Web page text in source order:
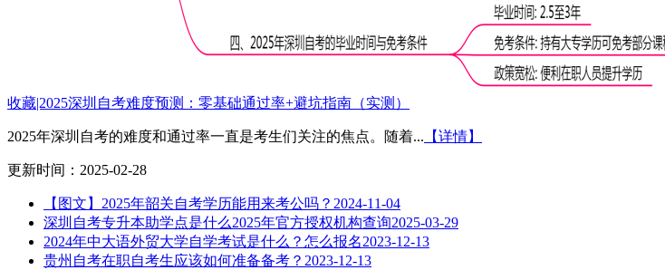
收藏|2025深圳自考难度预测：零基础通过率+避坑指南（实测）
2025年深圳自考的难度和通过率一直是考生们关注的焦点。随着... 【详情】
更新时间：2025-02-28
【图文】2025年韶关自考学历能用来考公吗？ 2024-11-04
深圳自考专升本助学点是什么2025年官方授权机构查询2025-03-29
2024年中大语外贸大学自学考试是什么？怎么报名2023-12-13
贵州自考在职自考生应该如何准备备考？ 2023-12-13